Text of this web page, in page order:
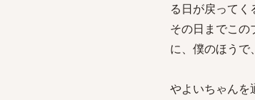
る日が戻ってく
その日までこの
に、僕のほうで
やよいちゃんを